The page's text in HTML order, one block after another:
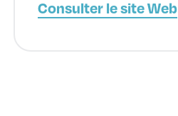
Consulter le site Web